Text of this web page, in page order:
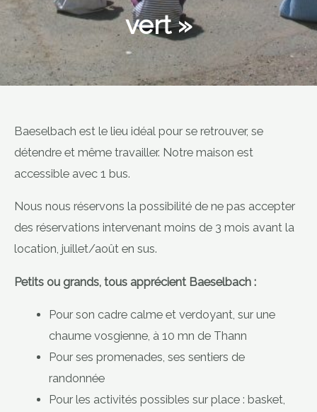
vert »
Baeselbach est le lieu idéal pour se retrouver, se
détendre et même travailler. Notre maison est
accessible avec 1 bus.
Nous nous réservons la possibilité de ne pas accepter
des réservations intervenant moins de 3 mois avant la
location, juillet/août en sus.
Petits ou grands, tous apprécient Baeselbach :
Pour son cadre calme et verdoyant, sur une
chaume vosgienne, à 10 mn de Thann
Pour ses promenades, ses sentiers de
randonnée
Pour les activités possibles sur place : basket,